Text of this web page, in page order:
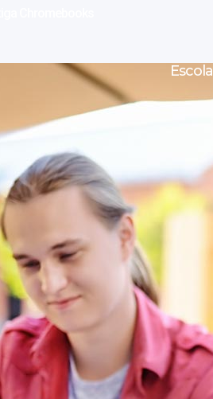
Escola